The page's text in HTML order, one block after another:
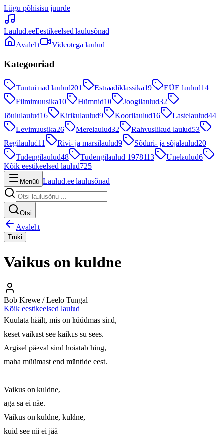
Liigu põhisisu juurde
Laulud.eeEestikeelsed laulusõnad
Avaleht
Videotega laulud
Kategooriad
Tuntuimad laulud201 Estraadiklassika19 EÜE laulud14
Filmimuusika10 Hümnid10 Joogilaulud32
Jõululaulud16 Kirikulaulud9 Koorilaulud16 Lastelaulud44
Levimuusika26 Merelaulud32 Rahvuslikud laulud53
Regilaulud11 Rivi- ja marsilaulud9 Sõduri- ja sõjalaulud20
Tudengilaulud48 Tudengilaulud 1978113 Unelaulud6
Kõik eestikeelsed laulud725
Menüü Laulud.ee laulusõnad
Otsi
Avaleht
Trüki
Vaikus on kuldne
Bob Krewe / Leelo Tungal
Kõik eestikeelsed laulud
Kuulata häält, mis on hüüdmas sind,
keset vaikust see kaikus su sees.
Argisel päeval sind hoiatab hing,
maha müümast end müntide eest.
Vaikus on kuldne,
aga sa ei näe.
Vaikus on kuldne, kuldne,
kuid see nii ei jää